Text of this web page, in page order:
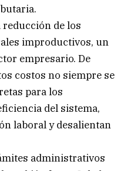
reducción de los
improductivos, un
empresario. De
costos no siempre se
para los
del sistema,
laboral y desalientan
administrativos